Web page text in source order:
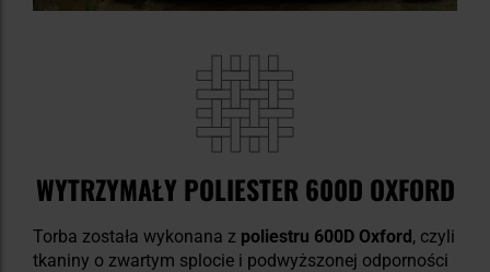
WYTRZYMAŁY POLIESTER 600D OXFORD
Torba została wykonana z poliestru 600D Oxford, czyli
tkaniny o zwartym splocie i podwyższonej odporności